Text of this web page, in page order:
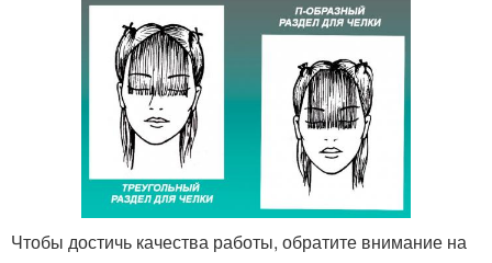
Чтобы достичь качества работы, обратите внимание на